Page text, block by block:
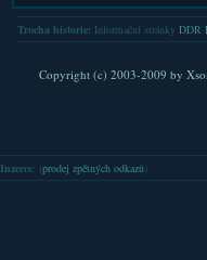
Trocha historie: Informační stránky DDR
Copyright (c) 2003-2009 by
Inzerce: (prodej zpětných odkazů )